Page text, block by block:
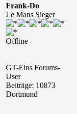
Frank-Do
Le Mans Sieger
Offline
GT-Eins Forums-
User
Beiträge: 10873
Dortmund